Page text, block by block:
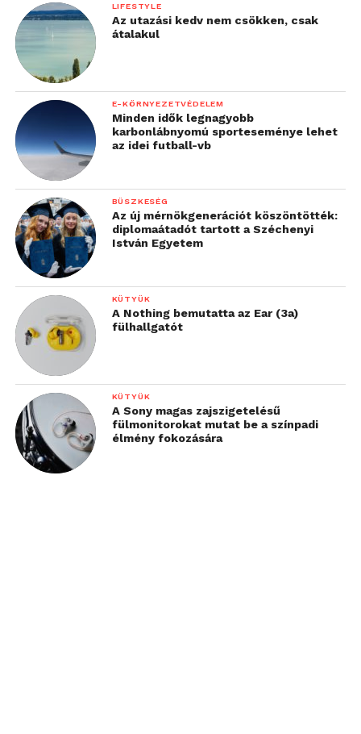
LIFESTYLE
Az utazási kedv nem csökken, csak
átalakul
E-KÖRNYEZETVÉDELEM
Minden idők legnagyobb
karbonlábnyomú sporteseménye lehet
az idei futball-vb
BÜSZKESÉG
Az új mérnökgenerációt köszöntötték:
diplomaátadót tartott a Széchenyi
István Egyetem
KÜTYÜK
A Nothing bemutatta az Ear (3a)
fülhallgatót
KÜTYÜK
A Sony magas zajszigetelésű
fülmonitorokat mutat be a színpadi
élmény fokozására